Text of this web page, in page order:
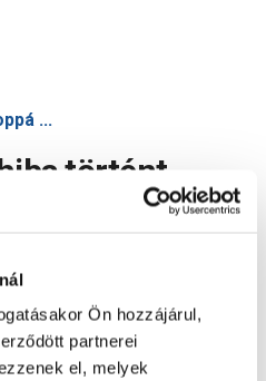
Ön hozzájárul,
partnerei
el, melyek
...
történt